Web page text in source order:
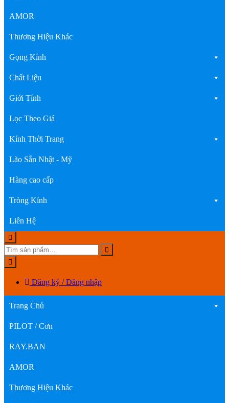
AMOR
Thương Hiệu Khác
Gọng Kính
Chất Liệu
Giới Tính
Lọc Theo Giá
Kính Thời Trang
Lão Sẵn Nhật - Mỹ
Hàng cao cấp
Tròng Kính
Liên Hệ
Đăng ký / Đăng nhập
Trang Chủ
PILOT / Cơn
RAY.BAN
AMOR
Thương Hiệu Khác